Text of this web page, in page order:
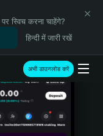
पर स्विच करना चाहेंगे?
हिन्दी में जारी रखें
अभी डाउनलोड करें